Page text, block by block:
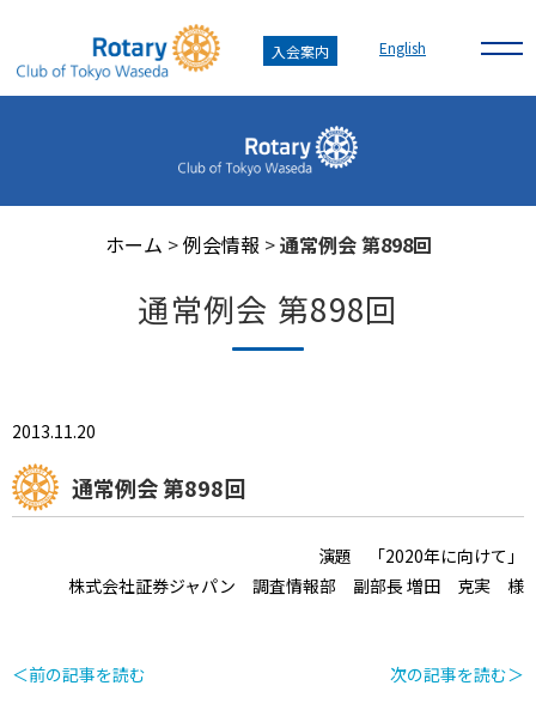
入会案内 English
ホーム >例会情報 >通常例会 第898回
通常例会 第898回
2013.11.20
通常例会 第898回
演題 「2020年に向けて」
株式会社証券ジャパン 調査情報部 副部長 増田 克実 様
＜前の記事を読む 次の記事を読む＞